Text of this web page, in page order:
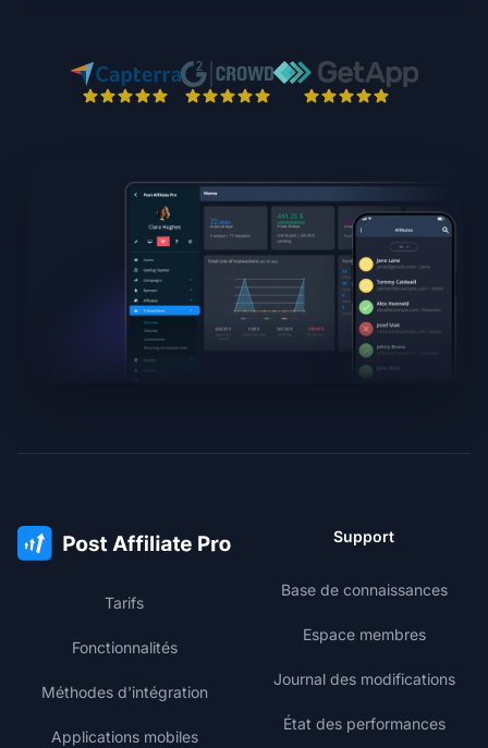
Tarifs
Fonctionnalités
Méthodes d'intégration
Applications mobiles
Support
Base de connaissances
Espace membres
Journal des modifications
État des performances